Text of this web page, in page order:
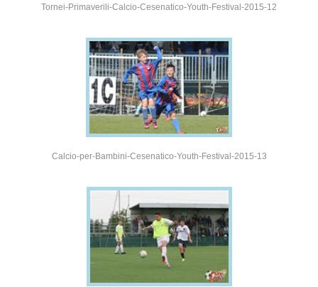
Tornei-Primaverili-Calcio-Cesenatico-Youth-Festival-2015-12
Calcio-per-Bambini-Cesenatico-Youth-Festival-2015-13